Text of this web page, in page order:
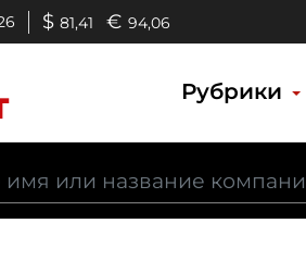
$ 81,41 € 94,06
Рубрики